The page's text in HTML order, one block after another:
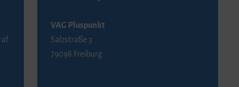
VAG Pluspunkt
Salzstraße 3
79098 Freiburg